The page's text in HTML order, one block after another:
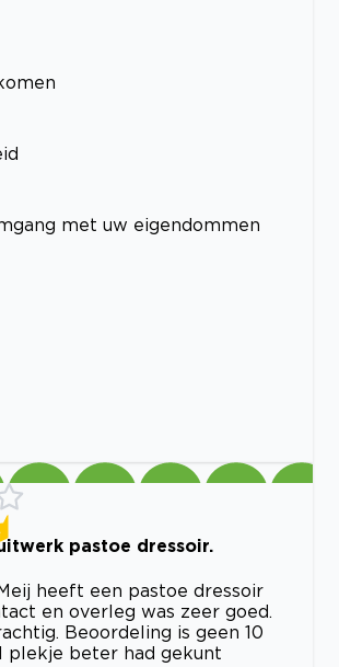
met uw eigendommen
pastoe dressoir.
heeft een pastoe dressoir
en overleg was zeer goed.
Beoordeling is geen 10
plekje beter had gekunt